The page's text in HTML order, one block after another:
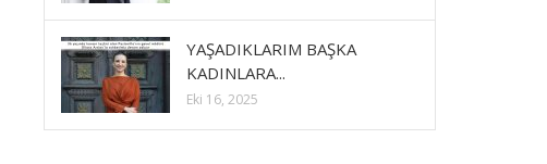
YAŞADIKLARIM BAŞKA
KADINLARA...
Eki 16, 2025